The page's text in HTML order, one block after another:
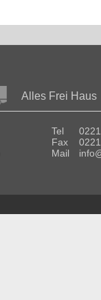
Alles Frei Haus
Tel
Fax
Mail